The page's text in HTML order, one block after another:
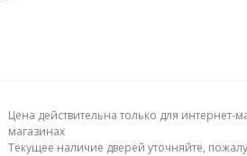
Цена действительна только для интернет-
магазинах
Текущее наличие дверей уточняйте,